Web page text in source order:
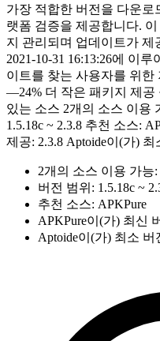
가장 적합한 버전을 다운로
랫폼 검증을 제공합니다.
지 관리되며 업데이트가
2021-10-31 16:13:26에 이
이트를 찾는 사용자를 위
—24% 더 작은 패키지 제공
있는 소스 2개의 소스 이용
1.5.18c ~ 2.3.8 추천 소스:
제공: 2.3.8 Aptoide이(가) 최
2개의 소스 이용 가능:
버전 범위: 1.5.18c ~
추천 소스: APKPure
APKPure이(가) 최신
Aptoide이(가) 최소 버